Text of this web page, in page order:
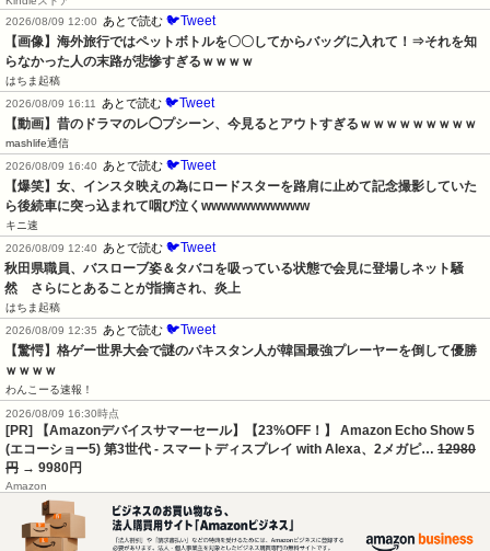
2026/08/09 12:00
あとで読む 🐦Tweet
【画像】海外旅行ではペットボトルを〇〇してからバッグに入れて！⇒それを知
らなかった人の末路が悲惨すぎるｗｗｗｗ
はちま起稿
2026/08/09 16:11
あとで読む 🐦Tweet
【動画】昔のドラマのレ◯プシーン、今見るとアウトすぎるｗｗｗｗｗｗｗｗｗ
mashlife通信
2026/08/09 16:40
あとで読む 🐦Tweet
【爆笑】女、インスタ映えの為にロードスターを路肩に止めて記念撮影していた
ら後続車に突っ込まれて咽び泣くwwwwwwwwwww
キニ速
2026/08/09 12:40
あとで読む 🐦Tweet
秋田県職員、バスローブ姿＆タバコを吸っている状態で会見に登場しネット騒
然　さらにとあることが指摘され、炎上
はちま起稿
2026/08/09 12:35
あとで読む 🐦Tweet
【驚愕】格ゲー世界大会で謎のパキスタン人が韓国最強プレーヤーを倒して優勝
ｗｗｗｗ
わんこーる速報！
2026/08/09 16:30時点
[PR] 【Amazonデバイスサマーセール】【23%OFF！】 Amazon Echo Show 5
(エコーショー5) 第3世代 - スマートディスプレイ with Alexa、2メガピ… 12980
円 → 9980円
Amazon